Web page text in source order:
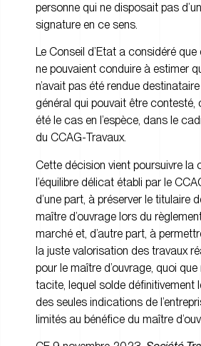
personne qui ne disposait pas
signature en ce sens.
Le Conseil d’Etat a considéré
ne pouvaient conduire à estimer
n’avait pas été rendue
général qui pouvait être contesté,
été le cas en l’espèce, dans le
du CCAG-Travaux.
Cette décision vient poursuivre la
l’équilibre délicat établi par le
d’une part, à préserver le titulaire
maître d’ouvrage lors du
marché et, d’autre part, à
la juste valorisation des travaux
pour le maître d’ouvrage, quoi
tacite, lequel solde définitivement
des seules indications de
limités au bénéfice du maître